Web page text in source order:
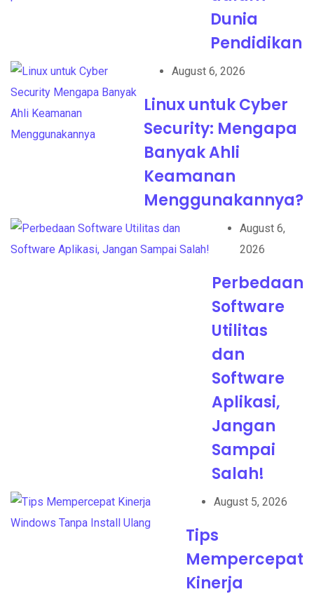
Dunia
Pendidikan
August 6, 2026
Linux untuk Cyber
Security: Mengapa
Banyak Ahli
Keamanan
Menggunakannya?
August 6,
2026
Perbedaan
Software
Utilitas
dan
Software
Aplikasi,
Jangan
Sampai
Salah!
August 5, 2026
Tips
Mempercepat
Kinerja